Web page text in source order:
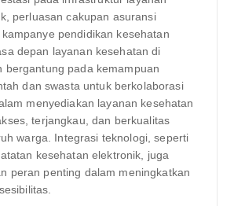
perluasan cakupan asuransi
pendidikan kesehatan
depan layanan kesehatan di
bergantung pada kemampuan
dan swasta untuk berkolaborasi
menyediakan layanan kesehatan
terjangkau, dan berkualitas
warga. Integrasi teknologi, seperti
kesehatan elektronik, juga
peran penting dalam meningkatkan